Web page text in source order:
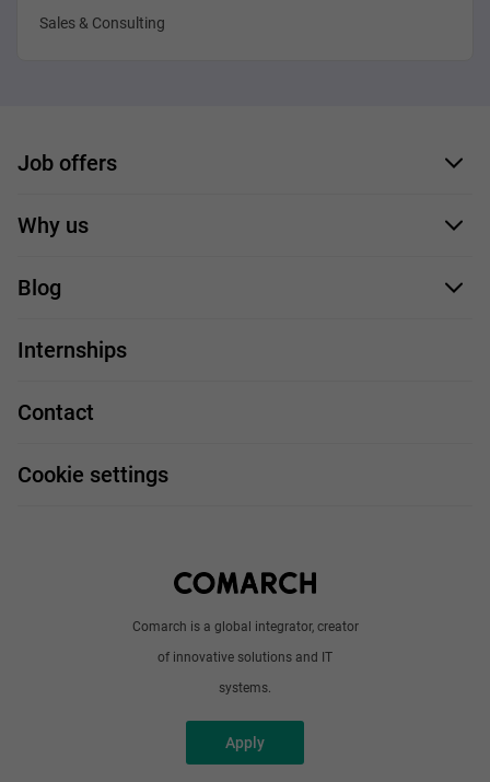
Sales & Consulting
Comarch is a global integrator, creator
of innovative solutions and IT
systems.
Apply
Job offers
Application form
Why us
Our employees
Our projects
Job profiles
Blog
Handy guide
Work and travel
Internships
Contact
Cookie settings